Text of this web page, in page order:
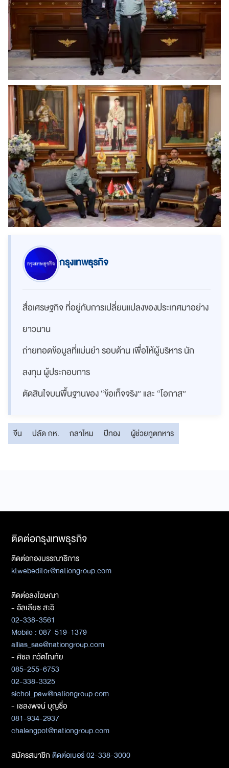
กรุงเทพธุรกิจ
สื่อเศรษฐกิจ ที่อยู่กับการเปลี่ยนแปลงของประเทศมาอย่าง
ยาวนาน
ถ่ายทอดข้อมูลที่แม่นยำ รอบด้าน เพื่อให้ผู้บริหาร นัก
ลงทุน ผู้ประกอบการ
ตัดสินใจบนพื้นฐานของ “ข้อเท็จจริง” และ “โอกาส”
จีน ปลัด กห. กลาโหม ปีทอง ผู้ช่วยทูตทหาร
ติดต่อกรุงเทพธุรกิจ
ติดต่อกองบรรณาธิการ
ktwebeditor@nationgroup.com
ติดต่อลงโฆษณา
- อัลเลียซ สะอิ
02-338-3561
Mobile : 087-519-1379
allias_sae@nationgroup.com
- ศิชล ภวัตโณทัย
085-255-6753
02-338-3325
sichol_paw@nationgroup.com
- เชลงพจน์ บุญซื่อ
081-934-2937
chalengpot@nationgroup.com
สมัครสมาชิกติดต่อเบอร์ 02-338-3000